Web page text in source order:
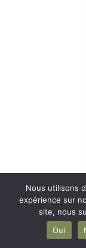
Nous utilisons
expérience sur
site, nous
Oui